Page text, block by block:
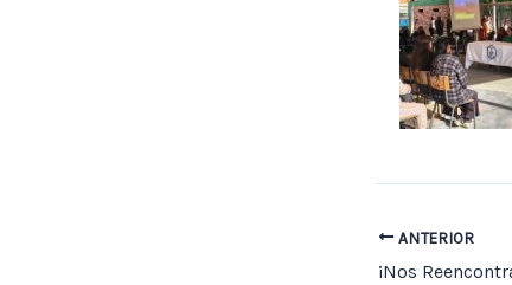
ANTERIOR